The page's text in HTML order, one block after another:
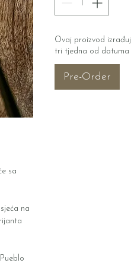
sa
na
Ovaj proizvod
tri tjedna od datuma
Pre-Order